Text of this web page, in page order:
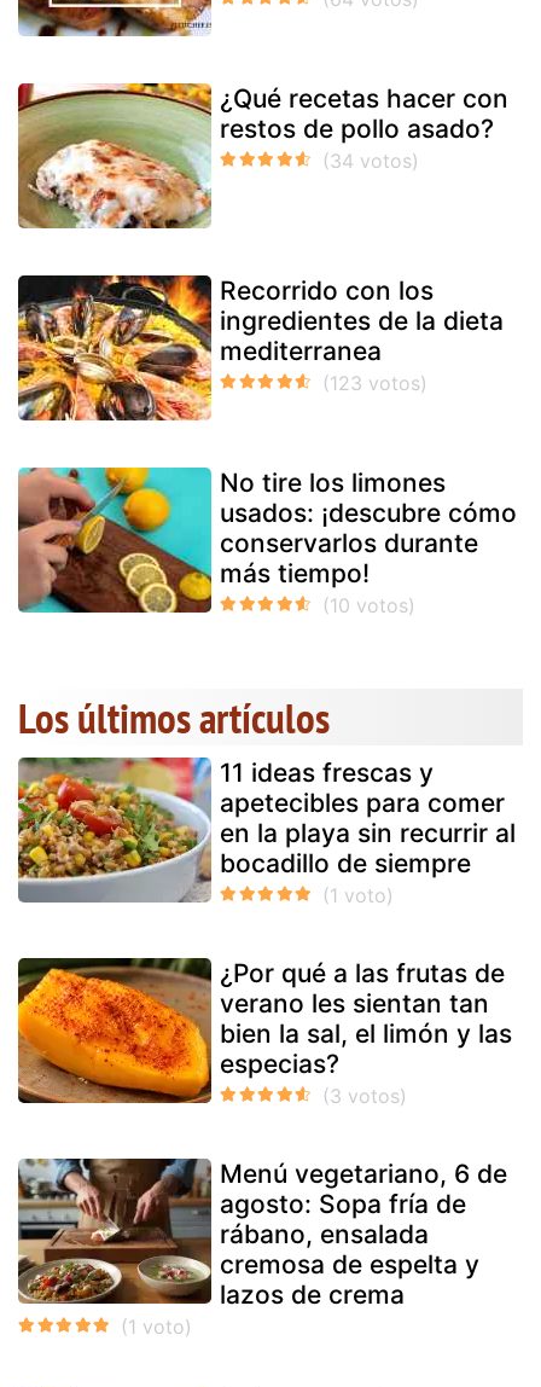
¿Qué recetas hacer con
restos de pollo asado?
Recorrido con los
ingredientes de la dieta
mediterranea
No tire los limones
usados: ¡descubre cómo
conservarlos durante
más tiempo!
Los últimos artículos
11 ideas frescas y
apetecibles para comer
en la playa sin recurrir al
bocadillo de siempre
¿Por qué a las frutas de
verano les sientan tan
bien la sal, el limón y las
especias?
Menú vegetariano, 6 de
agosto: Sopa fría de
rábano, ensalada
cremosa de espelta y
lazos de crema